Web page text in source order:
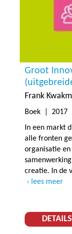
Groot
Frank
Boek | 2017
In een markt
alle fronten
organisatie
creatie. In de
lees meer
DETAILS